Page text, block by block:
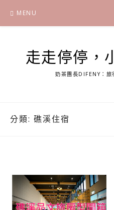
content
MENU
走走停停，
奶茶團長DIFENY：旅
分類: 礁溪住宿